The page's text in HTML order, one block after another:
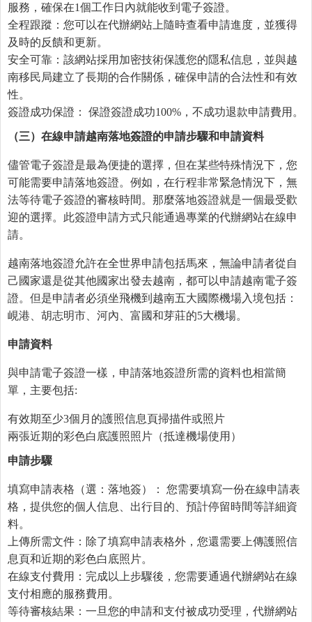
服務，確保在1個工作日內就能收到電子簽證。
全程跟蹤：您可以在代辦網站上隨時查看申請進度，並獲得
及時的反饋和更新。
安全可靠：該網站採用加密技術保護您的隱私信息，並與越
南移民局建立了長期的合作關係，確保申請的合法性和有效
性。
簽證成功保證： 保證簽證成功100%，不成功退款申請費用。
（三）在線申請越南落地簽證的申請步驟和申請資料
儘管電子簽證是最為便捷的選擇，但在某些特殊情況下，您
可能需要申請落地簽證。例如，在行程非常緊急情況下，無
法等待電子簽證的審核時間。那麼落地簽證就是一個最受歡
迎的選擇。此簽證申請方式只能通過專業的代辦網站在線申
請。
越南落地簽證允許在全世界申請包括馬來，無論申請者從自
己國家還是從其他國家出發去越南，都可以申請越南電子簽
證。但是申請者必須坐飛機到越南五大國際機場入境包括：
峴港、胡志明市、河內、富國和芽莊的5大機場。
申請資料
與申請電子簽證一樣，申請落地簽證所需的資料也相當簡
單，主要包括:
有效期至少3個月的護照信息頁掃描件或照片
兩張近期的彩色白底護照照片（抵達機場使用）
申請步驟
填寫申請表格（選：落地簽）： 您需要填寫一份在線申請表
格，提供您的個人信息、出行目的、預計停留時間等詳細資
料。
上傳所需文件：除了填寫申請表格外，您還需要上傳護照信
息頁和近期的彩色白底照片。
在線支付費用：完成以上步驟後，您需要通過代辦網站在線
支付相應的服務費用。
等待審核結果：一旦您的申請和支付被成功受理，代辦網站